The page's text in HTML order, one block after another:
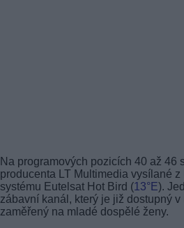
Na programových pozicích 40 až 46
producenta LT Multimedia vysílané
systému Eutelsat Hot Bird (13°E).
zábavní kanál, který je již dostupný v
zaměřený na mladé dospělé ženy.